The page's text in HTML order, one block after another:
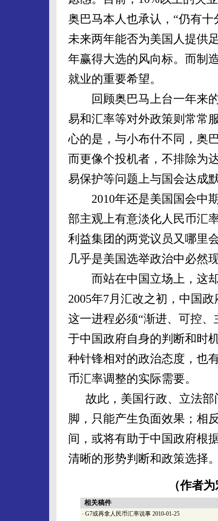
奥巴马本人也承认，“仍有
未来两年能否为美国人提供
年赢得大选的风向标。而制
就业的重要希望。
回顾奥巴马上台一年来的
易和汇率等对外政策则常常
心的是，与小布什不同，奥
而更像个投机者，不排除为
易保护等问题上与国会达成
2010年还是美国国会中期
部主观上有意淡化人民币汇
利益集团的两党议员又哪里
几乎是美国选举政治中必然
而站在中国立场上，这却
2005年7月汇改之初，中国
这一进程必须“渐进、可控
于中国政府自身的判断和时
种针锋相对的政治态度，也
币汇率调整的实际需要。
故此，美国行政、立法部
脚，只能产生负面效果；相
间，或将有助于中国政府根
清晰的形势判断和政策选择
（作者
相关稿件
· G7或再拿人民币汇率说事 2010-01-25